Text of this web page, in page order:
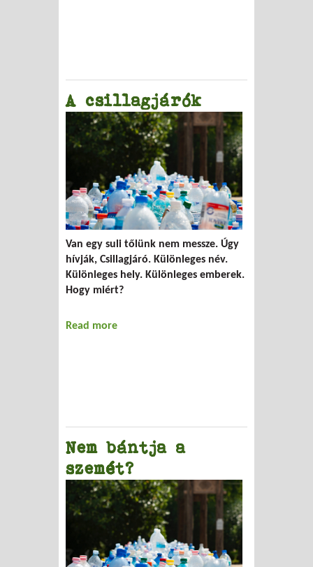
A csillagjárók
Van egy suli tőlünk nem messze. Úgy
hívják, Csillagjáró. Különleges név.
Különleges hely. Különleges emberek.
Hogy miért?
Read more
Nem bántja a
szemét?